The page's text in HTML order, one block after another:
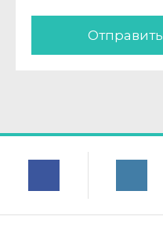
Отправить